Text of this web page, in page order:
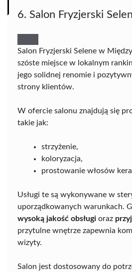
6. Salon Fryzjerski
Salon Fryzjerski Selene w
szóste miejsce w lokalnym
jego solidnej renomie i
strony klientów.
W ofercie salonu znajdują się
takie jak:
strzyżenie,
koloryzacja,
prostowanie włosów
Usługi te są wykonywane w
uporządkowanych warunkach.
wysoką jakość obsługi oraz
przytulne wnętrze zapewnia
wizyty.
Salon jest dostosowany do